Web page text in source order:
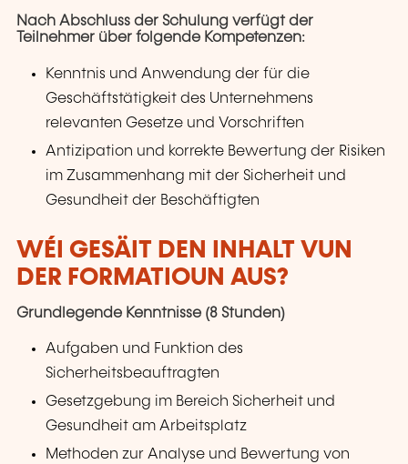
Nach Abschluss der Schulung verfügt der
Teilnehmer über folgende Kompetenzen:
Kenntnis und Anwendung der für die
Geschäftstätigkeit des Unternehmens
relevanten Gesetze und Vorschriften
Antizipation und korrekte Bewertung der Risiken
im Zusammenhang mit der Sicherheit und
Gesundheit der Beschäftigten
WÉI GESÄIT DEN INHALT VUN
DER FORMATIOUN AUS?
Grundlegende Kenntnisse (8 Stunden)
Aufgaben und Funktion des
Sicherheitsbeauftragten
Gesetzgebung im Bereich Sicherheit und
Gesundheit am Arbeitsplatz
Methoden zur Analyse und Bewertung von